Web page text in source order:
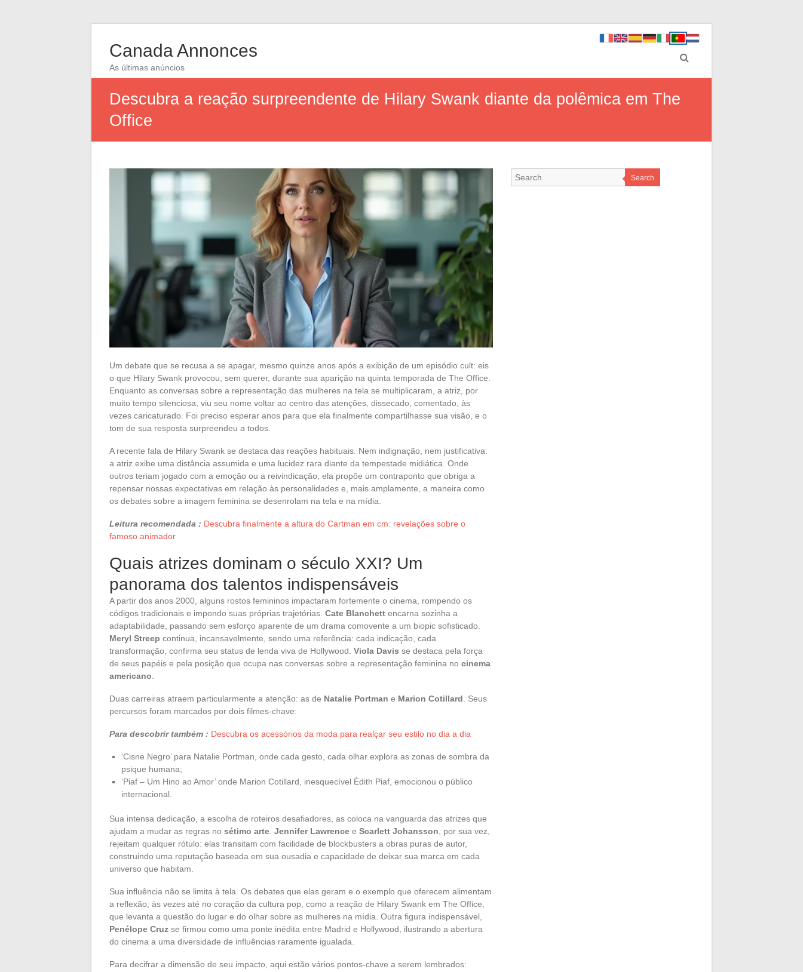
Canada Annonces
As últimas anúncios
Descubra a reação surpreendente de Hilary Swank diante da polêmica em The
Office
Um debate que se recusa a se apagar, mesmo quinze anos após a exibição de um episódio cult: eis
o que Hilary Swank provocou, sem querer, durante sua aparição na quinta temporada de The Office.
Enquanto as conversas sobre a representação das mulheres na tela se multiplicaram, a atriz, por
muito tempo silenciosa, viu seu nome voltar ao centro das atenções, dissecado, comentado, às
vezes caricaturado. Foi preciso esperar anos para que ela finalmente compartilhasse sua visão, e o
tom de sua resposta surpreendeu a todos.
A recente fala de Hilary Swank se destaca das reações habituais. Nem indignação, nem justificativa:
a atriz exibe uma distância assumida e uma lucidez rara diante da tempestade midiática. Onde
outros teriam jogado com a emoção ou a reivindicação, ela propõe um contraponto que obriga a
repensar nossas expectativas em relação às personalidades e, mais amplamente, a maneira como
os debates sobre a imagem feminina se desenrolam na tela e na mídia.
Leitura recomendada : Descubra finalmente a altura do Cartman em cm: revelações sobre o
famoso animador
Quais atrizes dominam o século XXI? Um
panorama dos talentos indispensáveis
A partir dos anos 2000, alguns rostos femininos impactaram fortemente o cinema, rompendo os
códigos tradicionais e impondo suas próprias trajetórias. Cate Blanchett encarna sozinha a
adaptabilidade, passando sem esforço aparente de um drama comovente a um biopic sofisticado.
Meryl Streep continua, incansavelmente, sendo uma referência: cada indicação, cada
transformação, confirma seu status de lenda viva de Hollywood. Viola Davis se destaca pela força
de seus papéis e pela posição que ocupa nas conversas sobre a representação feminina no cinema
americano
Duas carreiras atraem particularmente a atenção: as de Natalie Portman e Marion Cotillard . Seus
percursos foram marcados por dois filmes-chave:
Para descobrir também : Descubra os acessórios da moda para realçar seu estilo no dia a dia
‘Cisne Negro’ para Natalie Portman, onde cada gesto, cada olhar explora as zonas de sombra da
psique humana;
‘Piaf – Um Hino ao Amor’ onde Marion Cotillard, inesquecível Édith Piaf, emocionou o público
internacional.
Sua intensa dedicação, a escolha de roteiros desafiadores, as coloca na vanguarda das atrizes que
ajudam a mudar as regras no sétimo arte Jennifer Lawrence e Scarlett Johansson , por sua vez,
rejeitam qualquer rótulo: elas transitam com facilidade de blockbusters a obras puras de autor,
construindo uma reputação baseada em sua ousadia e capacidade de deixar sua marca em cada
universo que habitam.
Sua influência não se limita à tela. Os debates que elas geram e o exemplo que oferecem alimentam
a reflexão, às vezes até no coração da cultura pop, como a reação de Hilary Swank em The Office,
que levanta a questão do lugar e do olhar sobre as mulheres na mídia. Outra figura indispensável,
Penélope Cruz se firmou como uma ponte inédita entre Madrid e Hollywood, ilustrando a abertura
do cinema a uma diversidade de influências raramente igualada.
Para decifrar a dimensão de seu impacto, aqui estão vários pontos-chave a serem lembrados:
Search